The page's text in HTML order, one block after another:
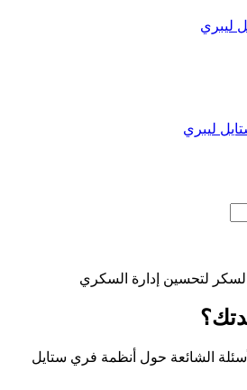
ليبري
ليبري
لتحسين إدارة السكري
الشائعة حول أنظمة فري ستايل